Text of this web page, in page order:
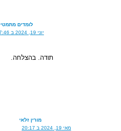
לומדים מתמטיקה
יוני 19, 2024 ב 17:46
תודה. בהצלחה.
מורין זלאי
מאי 19, 2024 ב 20:17